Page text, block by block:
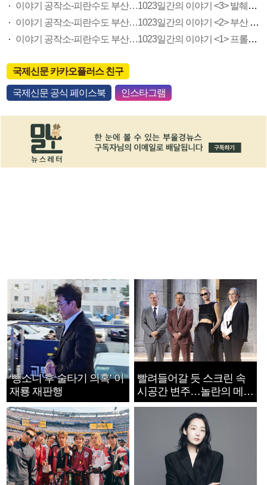
이야기 공작소-피란수도 부산…1023일간의 이야기 <3> 발췌개헌안 통과현장, 무덕전
이야기 공작소-피란수도 부산…1023일간의 이야기 <2> 부산 전차와 남선전기 사옥
이야기 공작소-피란수도 부산…1023일간의 이야기 <1> 프롤로그
국제신문 카카오플러스 친구
국제신문 공식 페이스북 인스타그램
‘뺑소니 후 술타기 의혹’ 이
재룡 재판행
빨려들어갈 듯 스크린 속
시공간 변주…놀란의 메시
지는 ‘전쟁 속죄’